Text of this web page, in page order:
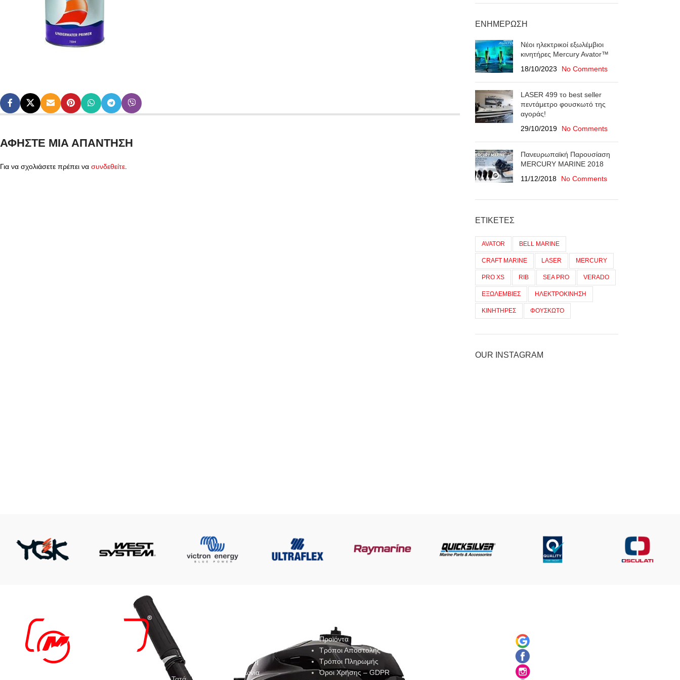
ΑΦΉΣΤΕ ΜΙΑ ΑΠΆΝΤΗΣΗ
Για να σχολιάσετε πρέπει να συνδεθείτε
ΕΝΗΜΈΡΩΣΗ
Νέοι ηλεκτρικοί εξωλέμβιοι
κινητήρες Mercury Avator™
18/10/2023
No Comments
LASER 499 το best seller
πεντάμετρο φουσκωτό της
αγοράς!
29/10/2019
No Comments
Πανευρωπαϊκή Παρουσίαση
ΜERCURY MARINE 2018
11/12/2018
No Comments
ΕΤΙΚΈΤΕΣ
AVATOR BELL MARINE
CRAFT MARINE LASER MERCURY
PRO XS RIB SEA PRO VERADO
ΕΞΩΛΕΜΒΙΕΣ ΗΛΕΚΤΡΟΚΙΝΗΣΗ
ΚΙΝΗΤΗΡΕΣ ΦΟΥΣΚΩΤΟ
OUR INSTAGRAM
Ενημέρωση
Επικοινωνία
Προϊόντα
Τρόποι Αποστολής
Τρόποι Πληρωμής
Όροι Χρήσης – GDPR